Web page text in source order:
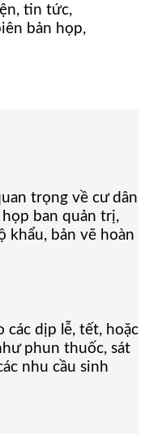
tin tức,
bản họp,
trọng về cư dân
ban quản trị,
khẩu, bản vẽ hoàn
các dịp lễ, tết, hoặc
phun thuốc, sát
nhu cầu sinh